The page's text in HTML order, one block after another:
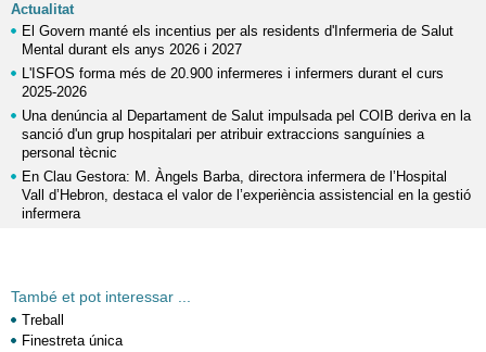
Actualitat
El Govern manté els incentius per als residents d'Infermeria de Salut
Mental durant els anys 2026 i 2027
L'ISFOS forma més de 20.900 infermeres i infermers durant el curs
2025-2026
Una denúncia al Departament de Salut impulsada pel COIB deriva en la
sanció d'un grup hospitalari per atribuir extraccions sanguínies a
personal tècnic
En Clau Gestora: M. Àngels Barba, directora infermera de l’Hospital
Vall d’Hebron, destaca el valor de l’experiència assistencial en la gestió
infermera
També et pot interessar ...
Treball
Finestreta única